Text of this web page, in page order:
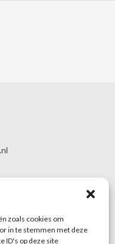
zoals cookies om
in te stemmen met deze
ID's op deze site